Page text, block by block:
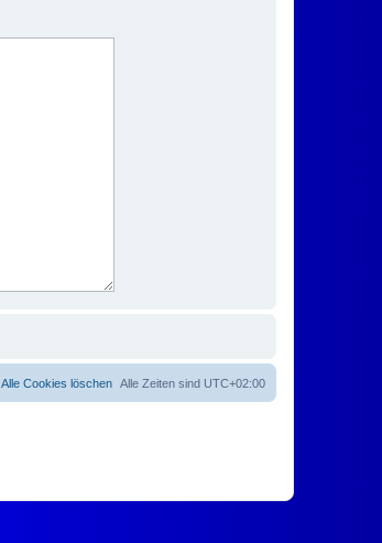
Alle Zeiten sind UTC+02:00
Alle Cookies löschen